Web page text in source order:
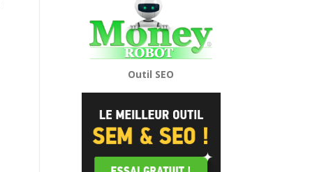
Outil SEO